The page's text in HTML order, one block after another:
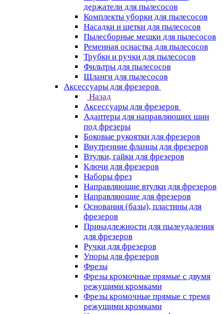
держатели для пылесосов
Комплекты уборки для пылесосов
Насадки и щетки для пылесосов
Пылесборные мешки для пылесосов
Ременная оснастка для пылесосов
Трубки и ручки для пылесосов
Фильтры для пылесосов
Шланги для пылесосов
Аксессуары для фрезеров
Назад
Аксессуары для фрезеров
Адаптеры для направляющих шин
под фрезеры
Боковые рукоятки для фрезеров
Внутренние фланцы для фрезеров
Втулки, гайки для фрезеров
Ключи для фрезеров
Наборы фрез
Направляющие втулки для фрезеров
Направляющие для фрезеров
Основания (базы), пластины для
фрезеров
Принадлежности для пылеудаления
для фрезеров
Ручки для фрезеров
Упоры для фрезеров
Фрезы
Фрезы кромочные прямые с двумя
режущими кромками
Фрезы кромочные прямые с тремя
режущими кромками